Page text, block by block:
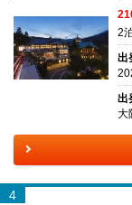
2
出
出
大
4